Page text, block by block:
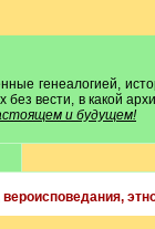
генеалогией,
вести, в какой
и будущем!